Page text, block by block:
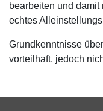
bearbeiten und
echtes
Grundkenntnisse
vorteilhaft, jedoch